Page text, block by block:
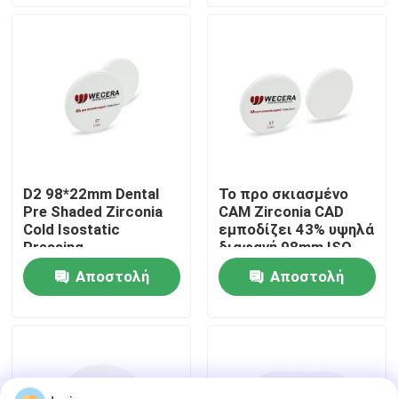
Σχετικά με εμάς
Έλεγχος ποιότητας
Επικοινωνήστε μαζί μας
Ζητήστε μια προσφορά
D2 98*22mm Dental
Pre Shaded Zirconia
Cold Isostatic
Pressing
Πιστοποίηση CE
Αποστολή
Το προ σκιασμένο
CAM Zirconia CAD
εμποδίζει 43% υψηλά
διαφανή 98mm ISO
13485 εγκεκριμένα
Αποστολή